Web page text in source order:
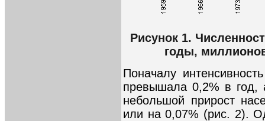
Рисунок 1.
годы,
Поначалу
превышала 0,2% в год,
небольшой прирост
или на 0,07% (рис. 2).